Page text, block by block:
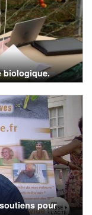
biologique.
pour